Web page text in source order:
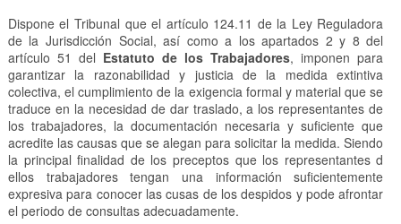
Dispone el Tribunal que el artículo 124.11 de la Ley Reguladora
de la Jurisdicción Social, así como a los apartados 2 y 8 del
artículo 51 del Estatuto de los Trabajadores, imponen para
garantizar la razonabilidad y justicia de la medida extintiva
colectiva, el cumplimiento de la exigencia formal y material que se
traduce en la necesidad de dar traslado, a los representantes de
los trabajadores, la documentación necesaria y suficiente que
acredite las causas que se alegan para solicitar la medida. Siendo
la principal finalidad de los preceptos que los representantes d
ellos trabajadores tengan una información suficientemente
expresiva para conocer las cusas de los despidos y pode afrontar
el periodo de consultas adecuadamente.